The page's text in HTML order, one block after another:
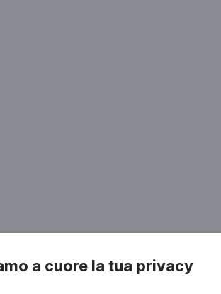
a cuore la tua privacy